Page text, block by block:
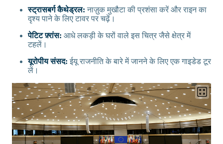
स्ट्रासबर्ग कैथेड्रल: नाज़ुक मुखौटा की प्रशंसा करें और राइन का
दृश्य पाने के लिए टावर पर चढ़ें।
पेटिट फ़्रांस: आधे लकड़ी के घरों वाले इस चित्र जैसे क्षेत्र में
टहलें।
यूरोपीय संसद:ईयू राजनीति के बारे में जानने के लिए एक गाइडेड टूर
लें।